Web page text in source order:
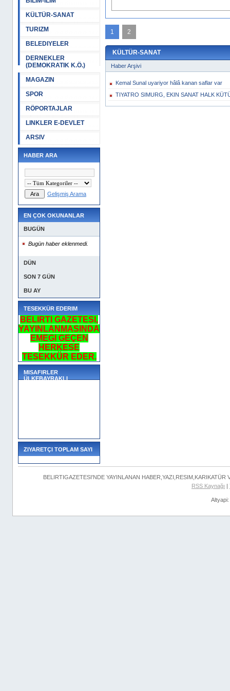
KÜLTÜR-SANAT
TURIZM
BELEDIYELER
DERNEKLER
(DEMOKRATIK K.Ö.)
MAGAZIN
SPOR
RÖPORTAJLAR
LINKLER E-DEVLET
ARSIV
HABER ARA
Gelişmiş Arama
EN ÇOK OKUNANLAR
BUGÜN
Bugün haber eklenmedi.
DÜN
SON 7 GÜN
BU AY
TESEKKÜR EDERIM
BELIRTI GAZETESI,
YAYINLANMASINDA
EMEGI GEÇEN
HERKESE
TESEKKÜR EDER.
MISAFIRLER
ÜLKEBAYRAKLI
ZIYARETÇI TOPLAM SAYI
1 2
KÜLTÜR-SANAT
Haber Arşivi
Kemal Sunal uyariyor hâlâ kanan saflar var
TIYATRO SIMURG, EKIN SANAT HALK
BELIRTIGAZETESI'NDE YAYINLANAN
RSS Kaynağı |
Altyapi: